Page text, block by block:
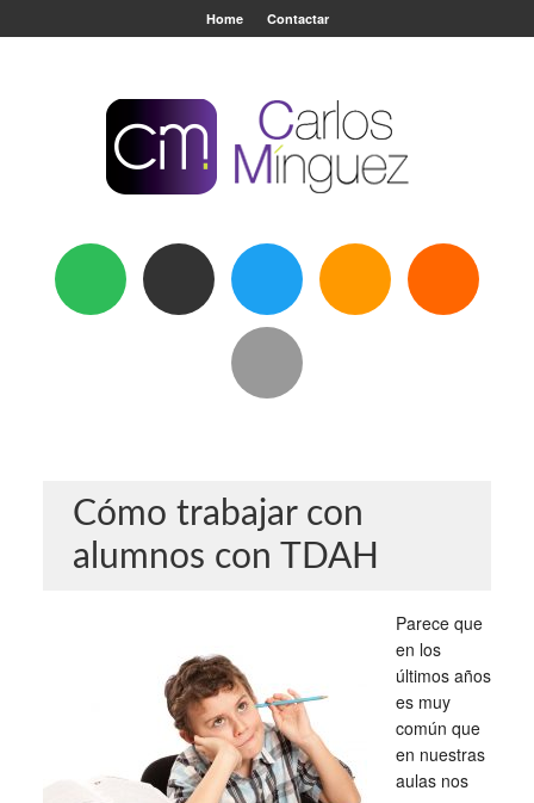
Home Contactar
Cómo trabajar con
alumnos con TDAH
Parece que
en los
últimos años
es muy
común que
en nuestras
aulas nos